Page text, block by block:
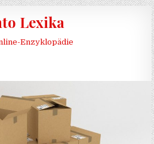
Lexika
Enzyklopädie